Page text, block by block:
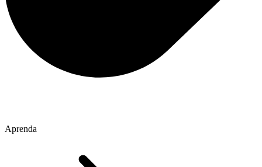
Aprenda